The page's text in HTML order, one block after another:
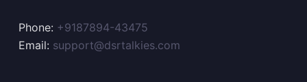
Phone: +9187894-43475
Email: support@dsrtalkies.com